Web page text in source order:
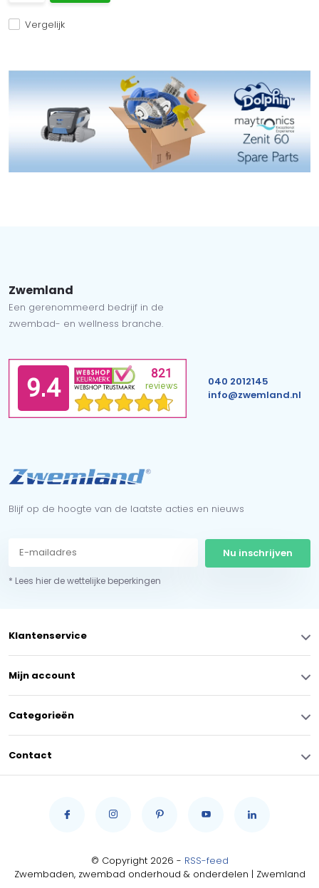
Vergelijk
Zwemland
Een gerenommeerd bedrijf in de
zwembad- en wellness branche.
040 2012145
info@zwemland.nl
Blijf op de hoogte van de laatste acties en nieuws
Nu inschrijven
* Lees hier de wettelijke beperkingen
Klantenservice
Mijn account
Categorieën
Contact
© Copyright 2026 - RSS-feed
Zwembaden, zwembad onderhoud & onderdelen | Zwemland